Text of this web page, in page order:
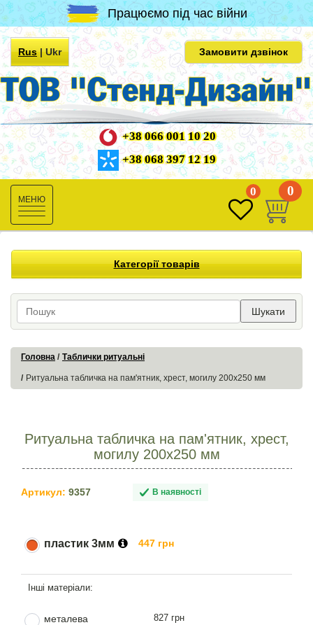
Працюємо під час війни
Rus|Ukr Замовити дзвінок
+38 066 001 10 20
+38 068 397 12 19
Toggle
navigation
0 0
Категорії товарів
Шукати
Головна Таблички ритуальні
Ритуальна табличка на пам'ятник, хрест, могилу 200х250 мм
Ритуальна табличка на пам'ятник, хрест,
могилу 200х250 мм
Артикул: 9357 В наявності
пластик 3мм 447 грн
металева 827 грн